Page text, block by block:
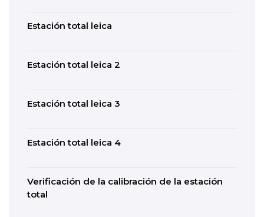
Estación total leica
Estación total leica 2
Estación total leica 3
Estación total leica 4
Verificación de la calibración de la estación
total